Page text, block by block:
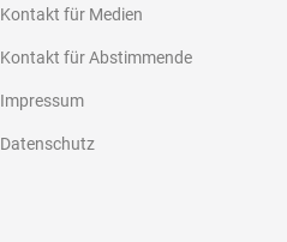
Kontakt für Medien
Kontakt für Abstimmende
Impressum
Datenschutz